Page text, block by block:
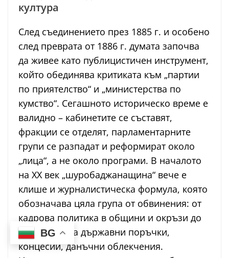
култура
След съединението през 1885 г. и особено
след преврата от 1886 г. думата започва
да живее като публицистичен инструмент,
който обединява критиката към „партии
по приятелство“ и „министерства по
кумство“. Сегашното историческо време е
валидно – кабинетите се съставят,
фракции се отделят, парламентарните
групи се разпадат и реформират около
„лица“, а не около програми. В началото
на XX век „шуробаджанащина“ вече е
клише и журналистическа формула, която
обозначава цяла група от обвинения: от
кадрова политика в общини и окръзи до
раздаване на държавни поръчки,
концесии, данъчни облекчения.
BG